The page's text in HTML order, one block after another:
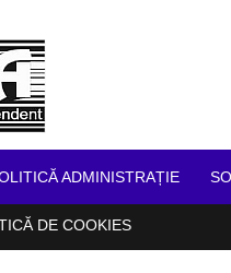
ADMINISTRAȚIE
DE COOKIES